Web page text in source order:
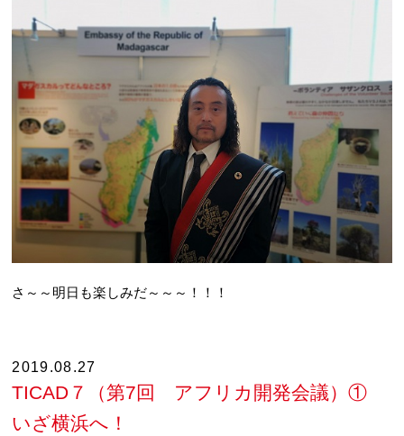
さ～～明日も楽しみだ～～～！！！
2019.08.27
TICAD７（第7回 アフリカ開発会議）①
いざ横浜へ！